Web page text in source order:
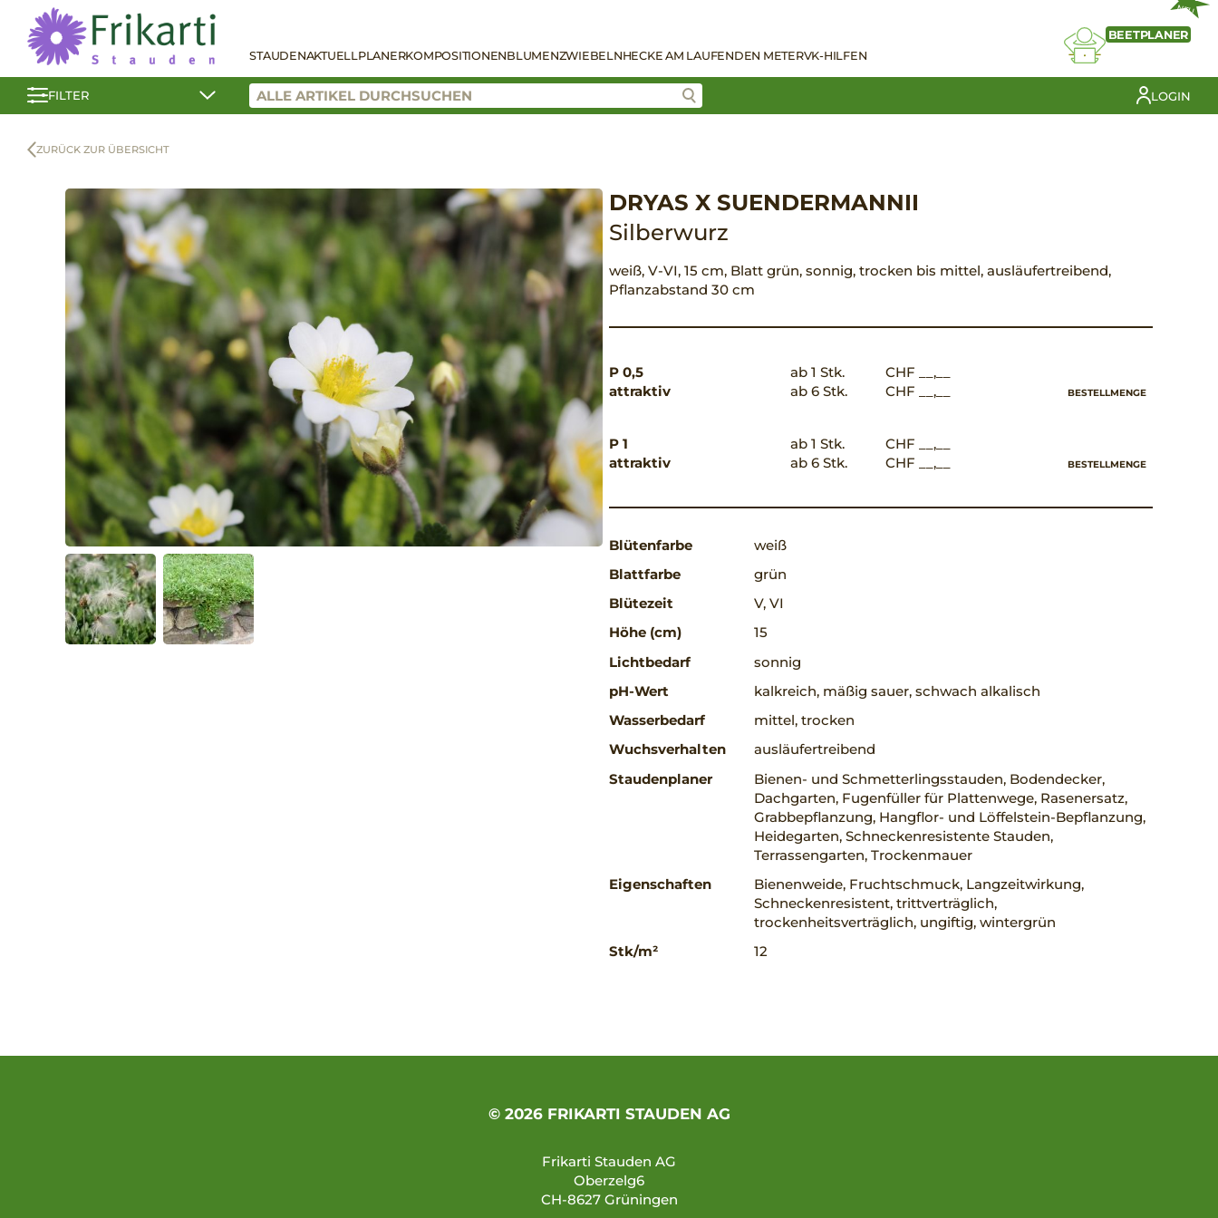
STAUDENAKTUELLPLANERKOMPOSITIONENBLUMENZWIEBELNHECKE AM LAUFENDEN METERVK-HILFEN
NEU
BEETPLANER
FILTER LOGIN
ZURÜCK ZUR ÜBERSICHT
DRYAS X SUENDERMANNII
Silberwurz
weiß, V-VI, 15 cm, Blatt grün, sonnig, trocken bis mittel, ausläufertreibend,
Pflanzabstand 30 cm
P 0,5
attraktiv
ab 1 Stk.
CHF __,__
ab 6 Stk.
CHF __,__ BESTELLMENGE
P 1
attraktiv
ab 1 Stk.
CHF __,__
ab 6 Stk.
CHF __,__ BESTELLMENGE
Blütenfarbe
weiß
Blattfarbe
grün
Blütezeit
V, VI
Höhe (cm)
15
Lichtbedarf
sonnig
pH-Wert
kalkreich, mäßig sauer, schwach alkalisch
Wasserbedarf
mittel, trocken
Wuchsverhalten
ausläufertreibend
Staudenplaner
Bienen- und Schmetterlingsstauden, Bodendecker,
Dachgarten, Fugenfüller für Plattenwege, Rasenersatz,
Grabbepflanzung, Hangflor- und Löffelstein-Bepflanzung,
Heidegarten, Schneckenresistente Stauden,
Terrassengarten, Trockenmauer
Eigenschaften
Bienenweide, Fruchtschmuck, Langzeitwirkung,
Schneckenresistent, trittverträglich,
trockenheitsverträglich, ungiftig, wintergrün
Stk/m²
12
© 2026 FRIKARTI STAUDEN AG
Frikarti Stauden AG
Oberzelg6
CH-8627 Grüningen